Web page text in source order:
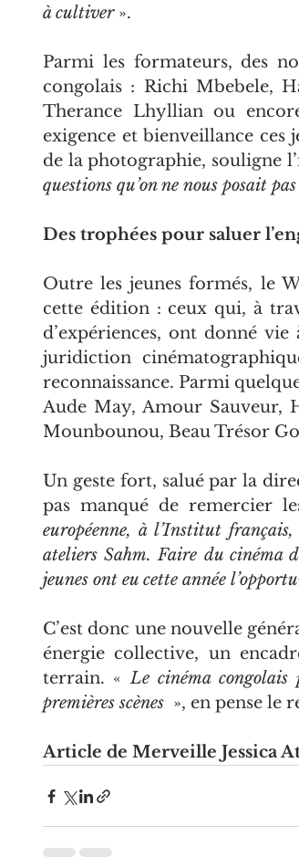
à cultiver ».
Parmi les formateurs, des
congolais : Richi Mbebele,
Therance Lhyllian ou
exigence et bienveillance ces
de la photographie, souligne
questions qu’on ne nous posait
Des trophées pour saluer
Outre les jeunes formés, le
cette édition : ceux qui, à
d’expériences, ont donné vie
juridiction
reconnaissance. Parmi
Aude May, Amour Sauveur,
Mounbounou, Beau Trésor
Un geste fort, salué par la
pas manqué de remercier
européenne, à l’Institut
ateliers Sahm. Faire du cinéma
jeunes ont eu cette année
C’est donc une nouvelle
énergie collective, un
terrain. « Le cinéma congolais
premières scènes », en pense le
Article de Merveille Jessica